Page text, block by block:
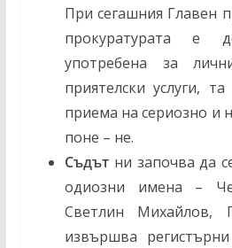
При сегашния Главен
прокуратурата е
употребена за
приятелски услуги,
приема на сериозно и
поне – не.
Съдътни започва да
одиозни имена –
Светлин Михайлов,
извършва регистърни